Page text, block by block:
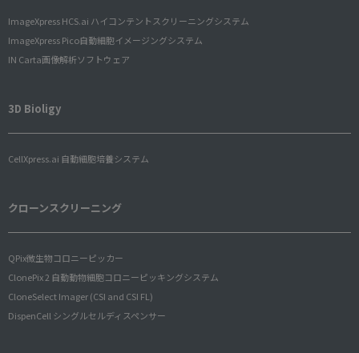
ImageXpress HCS.ai ハイコンテントスクリーニングシステム
ImageXpress Pico自動細胞イメージングシステム
IN Carta画像解析ソフトウェア
3D Bioligy
CellXpress.ai 自動細胞培養システム
クローンスクリーニング
QPix微生物コロニーピッカー
ClonePix 2 自動動物細胞コロニーピッキングシステム
CloneSelect Imager (CSI and CSI FL)
DispenCell シングルセルディスペンサー